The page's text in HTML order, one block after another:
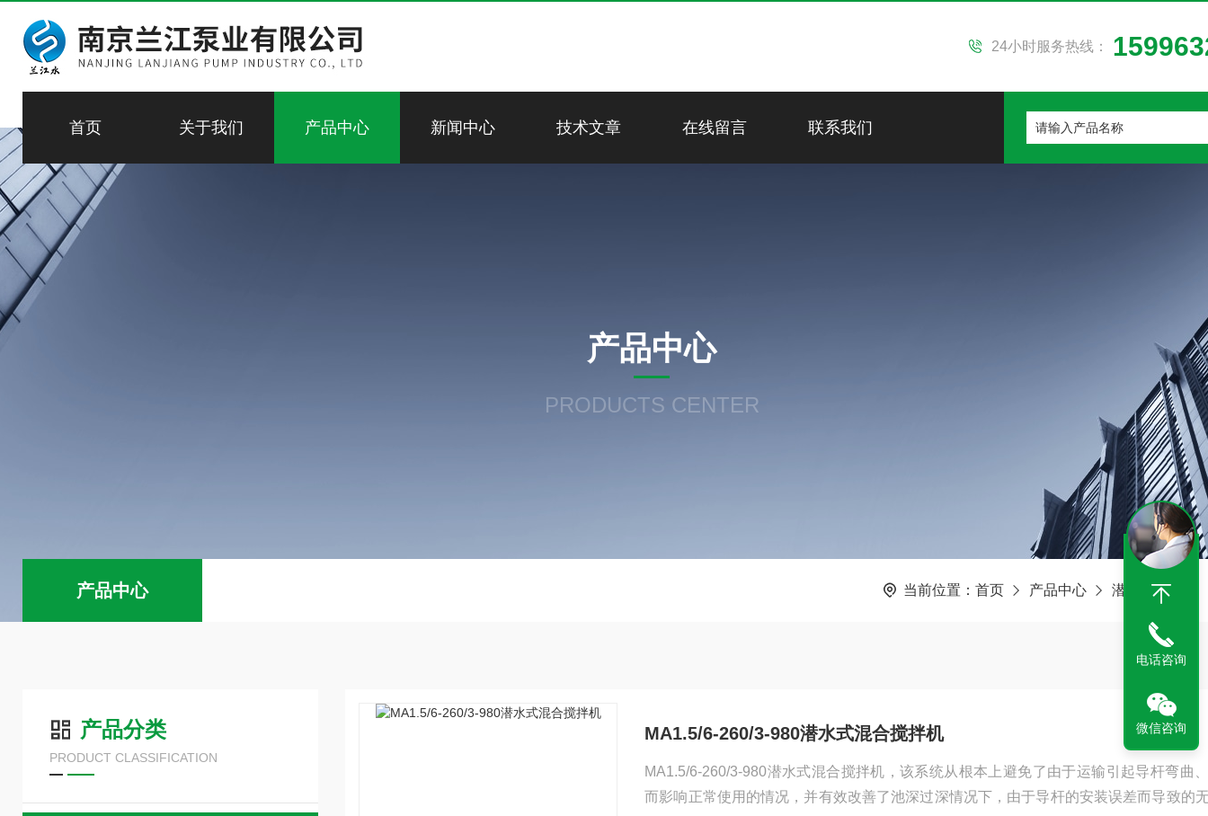
24小时服务热线：
首页 关于我们 产品中心 新闻中心 技术文章 在线留言 联系我们
产品中心
PRODUCTS CENTER
产品中心 当前位置： 首页 产品中心 潜水搅拌机
产品分类
PRODUCT CLASSIFICATION
MA1.5/6-260/3-980潜水式混合搅拌机
MA1.5/6-260/3-980潜水式混合搅拌机，该系统从根本上避免了由于运输引起导杆弯曲
而影响正常使用的情况，并有效改善了池深过深情况下，由于导杆的安装误差而导致的
电话咨询
微信咨询